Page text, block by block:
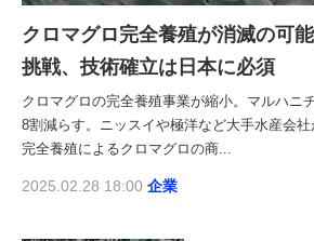
クロマグロ完全養殖が消滅の可
挑戦、技術確立は日本に必須
クロマグロの完全養殖事業が縮小。マルハニ
8割減らす。ニッスイや極洋など大手水産会社
完全養殖によるクロマグロの商...
2025.02.28 18:00 企業